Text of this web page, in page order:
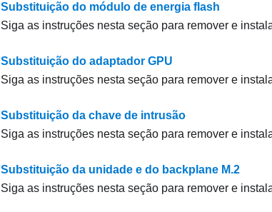
Substituição do módulo de energia flash
Siga as instruções nesta seção para remover e
Substituição do adaptador GPU
Siga as instruções nesta seção para remover e
Substituição da chave de intrusão
Siga as instruções nesta seção para remover e
Substituição da unidade e do backplane M.2
Siga as instruções nesta seção para remover e